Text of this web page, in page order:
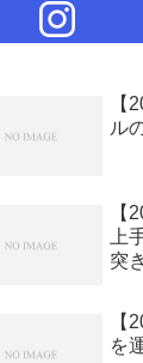
【
ル
【
上
突
【
を